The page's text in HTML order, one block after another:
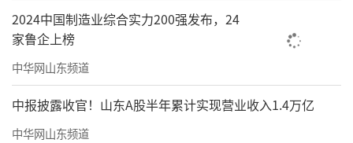
2024中国制造业综合实力200强发布，24
家鲁企上榜
中华网山东频道
中报披露收官！山东A股半年累计实现营业收入1.4万亿
中华网山东频道